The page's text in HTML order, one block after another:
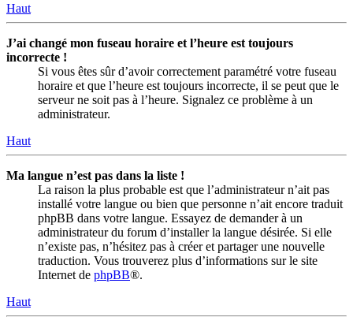
Haut
J’ai changé mon fuseau horaire et l’heure est toujours
incorrecte !
Si vous êtes sûr d’avoir correctement paramétré votre fuseau
horaire et que l’heure est toujours incorrecte, il se peut que le
serveur ne soit pas à l’heure. Signalez ce problème à un
administrateur.
Haut
Ma langue n’est pas dans la liste !
La raison la plus probable est que l’administrateur n’ait pas
installé votre langue ou bien que personne n’ait encore traduit
phpBB dans votre langue. Essayez de demander à un
administrateur du forum d’installer la langue désirée. Si elle
n’existe pas, n’hésitez pas à créer et partager une nouvelle
traduction. Vous trouverez plus d’informations sur le site
Internet de phpBB®.
Haut